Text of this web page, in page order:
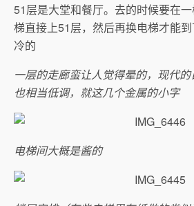
51层是大堂和餐厅。去的时候要在
梯直接上51层，然后再换电梯才能
冷的
一层的走廊蛮让人觉得晕的，现代
也相当低调，就这几个金属的小字
电梯间大概是酱的